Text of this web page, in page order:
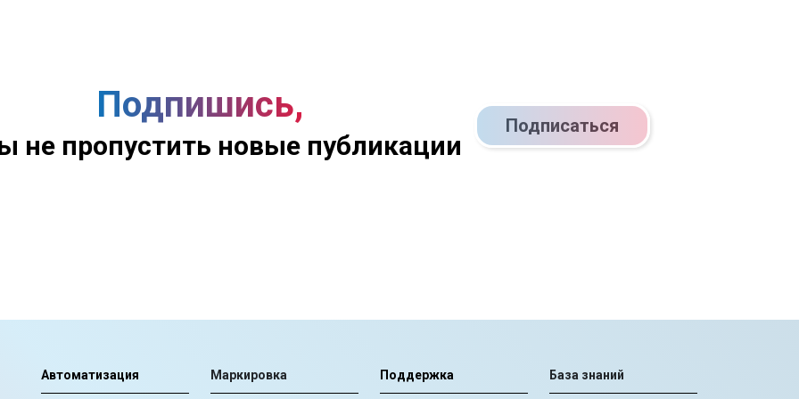
Подпишись,
не пропустить новые публикации
Подписаться
Автоматизация Маркировка Поддержка База знаний